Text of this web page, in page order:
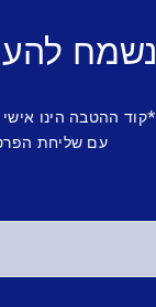
נשמח
*קוד ההטבה הינו
עם שליחת